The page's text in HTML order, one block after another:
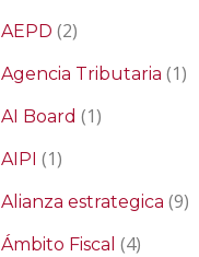
AEPD (2)
Agencia Tributaria (1)
AI Board (1)
AIPI (1)
Alianza estrategica (9)
Ámbito Fiscal (4)